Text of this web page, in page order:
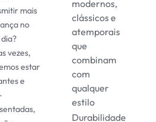
mais
no
vezes,
estar
e
modernos,
clássicos e
atemporais
que
combinam
com
qualquer
estilo
Durabilidade